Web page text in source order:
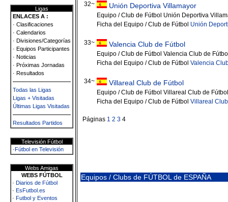
Ligas
ENLACES A :
· Clasificaciones
· Calendarios
· Divisiones/Categorías
· Equipos Participantes
· Noticias
· Próximas Jornadas
· Resultados
Todas las Ligas
Ligas + Visitadas
Últimas Ligas Visitadas
Resultados Partidos
Televisión Fútbol
·Fútbol en Televisión
Webs Amigas
WEBS FÚTBOL
· Diarios de Fútbol
· EsFutbol.es
· Futbol y Eventos
32~ Unión Deportiva Villamayor
Equipo / Club de Fútbol Unión Deportiva
Ficha del Equipo / Club de Fútbol Unión
33~ Valencia Club de Fútbol
Equipo / Club de Fútbol Valencia Club de
Ficha del Equipo / Club de Fútbol Valencia
34~ Villareal Club de Fútbol
Equipo / Club de Fútbol Villareal Club de Fútbol
Ficha del Equipo / Club de Fútbol Villareal
Páginas 1 2 3 4
Equipos / Clubs de FÚTBOL de ESPAÑA